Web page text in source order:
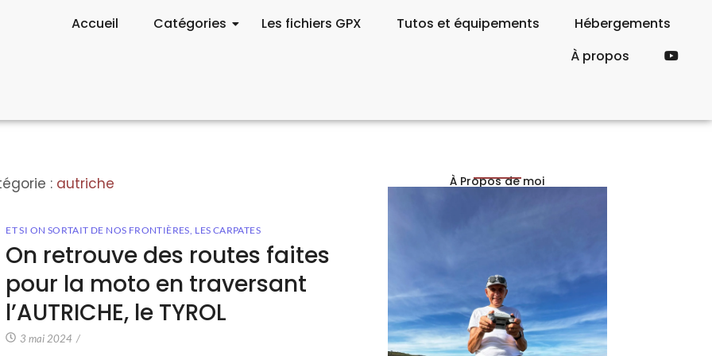
Accueil Catégories Les fichiers GPX Tutos et équipements
Hébergements
À propos
: autriche
ET SI ON SORTAIT DE NOS FRONTIÈRES, LES CARPATES
On retrouve des routes faites
pour la moto en traversant
l’AUTRICHE, le TYROL
3 mai 2024 /
À Propos de moi